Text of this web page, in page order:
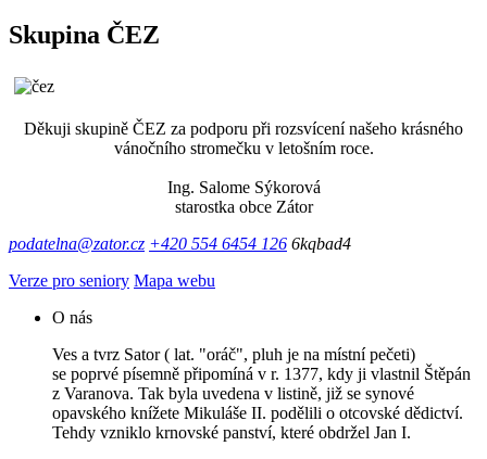
Skupina ČEZ
Děkuji skupině ČEZ za podporu při rozsvícení našeho krásného
vánočního stromečku v letošním roce.
Ing. Salome Sýkorová
starostka obce Zátor
podatelna@zator.cz +420 554 6454 126 6kqbad4
Verze pro seniory Mapa webu
O nás
Ves a tvrz Sator ( lat. "oráč", pluh je na místní pečeti)
se poprvé písemně připomíná v r. 1377, kdy ji vlastnil Štěpán
z Varanova. Tak byla uvedena v listině, již se synové
opavského knížete Mikuláše II. podělili o otcovské dědictví.
Tehdy vzniklo krnovské panství, které obdržel Jan I.